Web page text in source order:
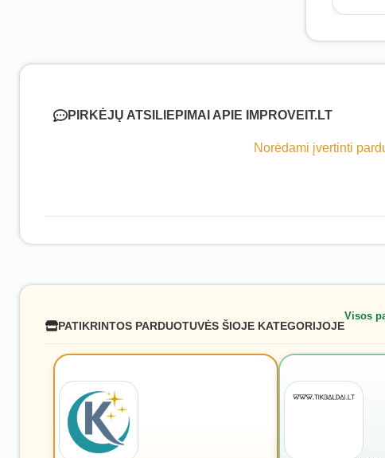
PIRKĖJŲ ATSILIEPIMAI APIE IMPROVEIT.LT
Norėdami įvertinti
PATIKRINTOS PARDUOTUVĖS ŠIOJE KATEGORIJOJE
Visos